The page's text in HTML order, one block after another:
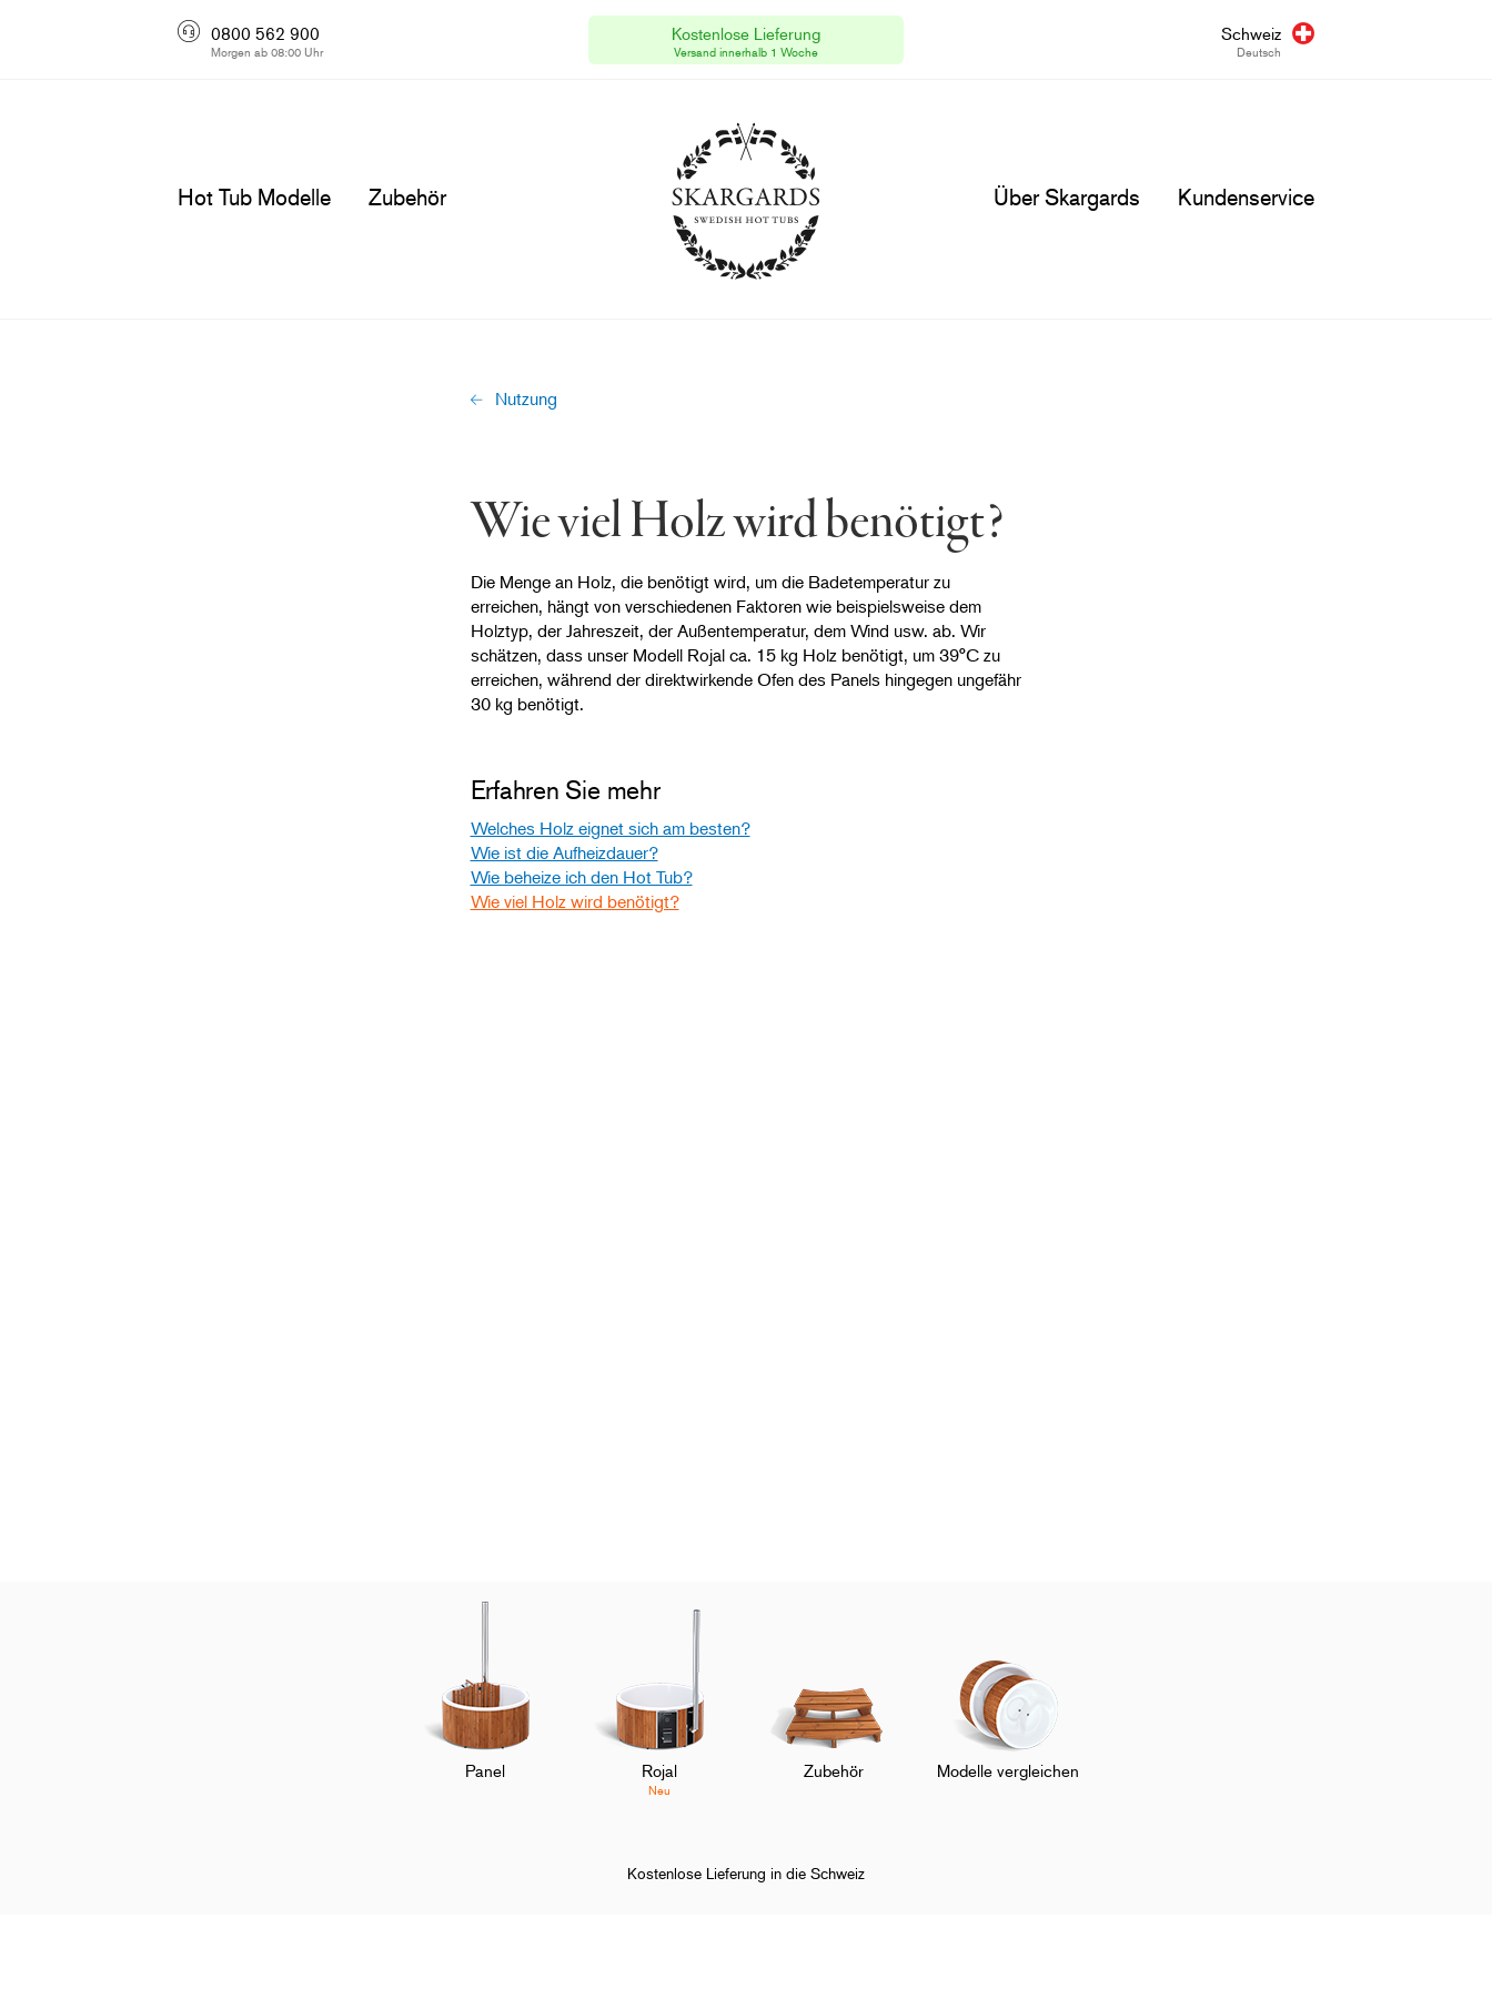
Hot Tub Modelle Zubehör Über Skargards Kundenservice
0800 562 900
Morgen ab 08:00 Uhr
Kostenlose Lieferung
Versand innerhalb 1 Woche
Skargards Hot Tubs
Steuernummer #68 492/9698.
Schweiz
Deutsch
Nutzung
Wie viel Holz wird benötigt?
​Die Menge an Holz, die benötigt wird, um die Badetemperatur zu
erreichen, hängt von verschiedenen Faktoren wie beispielsweise dem
Holztyp, der Jahreszeit, der Außentemperatur, dem Wind usw. ab. Wir
schätzen, dass unser Modell Rojal ca. 15 kg Holz benötigt, um 39°C zu
erreichen, während der direktwirkende Ofen des Panels hingegen ungefähr
30 kg benötigt.
Erfahren Sie mehr
Welches Holz eignet sich am besten?
Wie ist die Aufheizdauer?
Wie beheize ich den Hot Tub?
Wie viel Holz wird benötigt?
Panel Rojal
Neu
Zubehör Modelle vergleichen
Kostenlose Lieferung in die Schweiz